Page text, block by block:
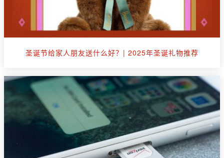
圣诞节给家人朋友送什么好？| 2025年圣诞礼物推荐